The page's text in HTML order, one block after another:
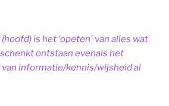
is het 'opeten' van alles wat
ontstaan evenals het
informatie/kennis/wijsheid al